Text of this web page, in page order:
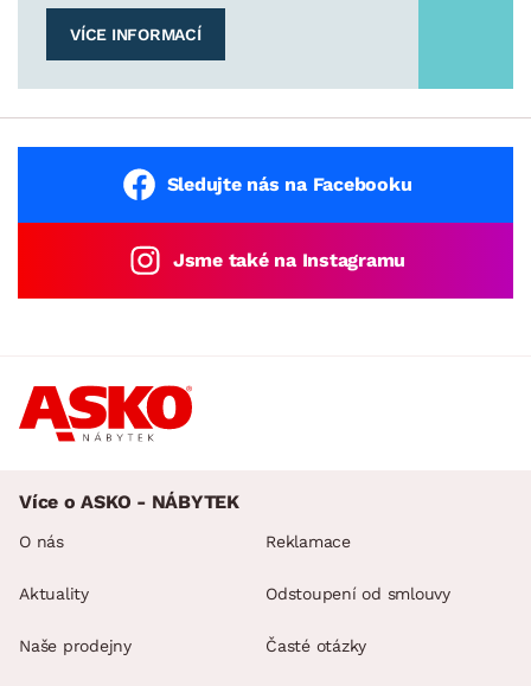
VÍCE INFORMACÍ
Sledujte nás na Facebooku
Jsme také na Instagramu
Více o ASKO - NÁBYTEK
O nás
Aktuality
Naše prodejny
Reklamace
Odstoupení od smlouvy
Časté otázky